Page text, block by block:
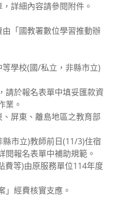
詳細內容請參閱附件。
「國教署數位學習推動辦
學校(國/私立，非縣市立)
請於報名表單中填妥匯款資
業。
屏東、離島地區之教育部
市立)教師前日(11/3)住宿
閱報名表單中補助規範。
費等)由原服務單位114年度
」經費核實支應。